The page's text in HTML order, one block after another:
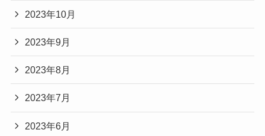
2023年10月
2023年9月
2023年8月
2023年7月
2023年6月